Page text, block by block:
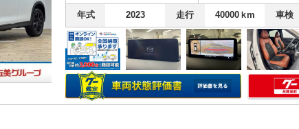
年式 2023 走行 40000ｋm 車検